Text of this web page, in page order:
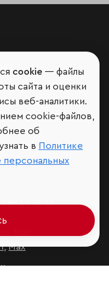
,Max
cookie — файлы
сайта и оценки
веб-аналитики.
cookie-файлов,
об
в Политике
персональных